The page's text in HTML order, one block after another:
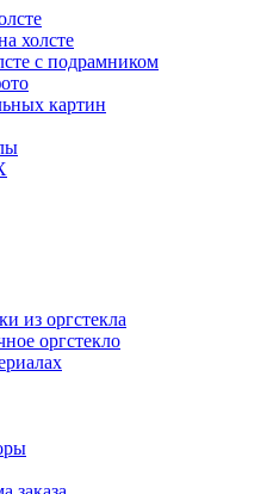
холсте
с подрамником
картин
из оргстекла
оргстекло